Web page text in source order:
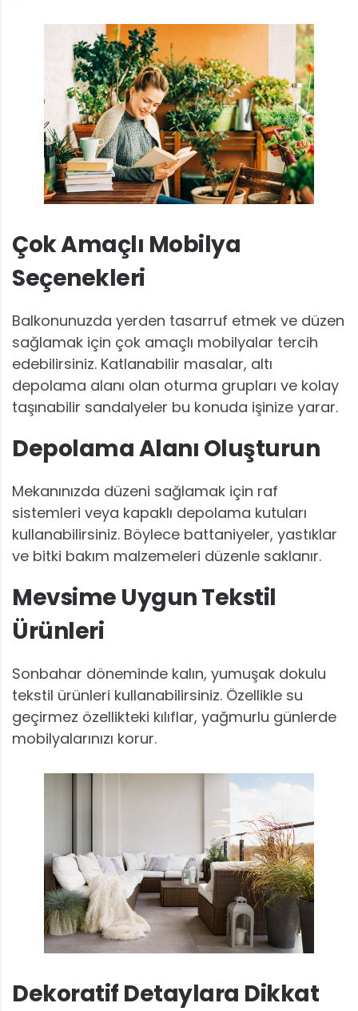
Çok Amaçlı Mobilya
Seçenekleri
Balkonunuzda yerden tasarruf etmek ve düzen
sağlamak için çok amaçlı mobilyalar tercih
edebilirsiniz. Katlanabilir masalar, altı
depolama alanı olan oturma grupları ve kolay
taşınabilir sandalyeler bu konuda işinize yarar.
Depolama Alanı Oluşturun
Mekanınızda düzeni sağlamak için raf
sistemleri veya kapaklı depolama kutuları
kullanabilirsiniz. Böylece battaniyeler, yastıklar
ve bitki bakım malzemeleri düzenle saklanır.
Mevsime Uygun Tekstil
Ürünleri
Sonbahar döneminde kalın, yumuşak dokulu
tekstil ürünleri kullanabilirsiniz. Özellikle su
geçirmez özellikteki kılıflar, yağmurlu günlerde
mobilyalarınızı korur.
Dekoratif Detaylara Dikkat